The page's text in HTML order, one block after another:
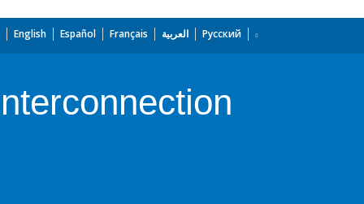
English Español Français العربية Русский